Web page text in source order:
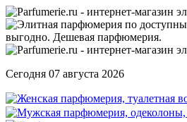
Сегодня 07 августа 2026